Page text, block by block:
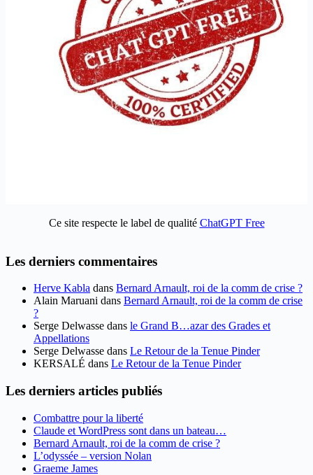
Ce site respecte le label de qualité ChatGPT Free
Les derniers commentaires
Herve Kabla dans Bernard Arnault, roi de la comm de crise ?
Alain Maruani dans Bernard Arnault, roi de la comm de crise
?
Serge Delwasse dans le Grand B…azar des Grades et
Appellations
Serge Delwasse dans Le Retour de la Tenue Pinder
KERSALÉ dans Le Retour de la Tenue Pinder
Les derniers articles publiés
Combattre pour la liberté
Claude et WordPress sont dans un bateau…
Bernard Arnault, roi de la comm de crise ?
L’odyssée – version Nolan
Graeme James